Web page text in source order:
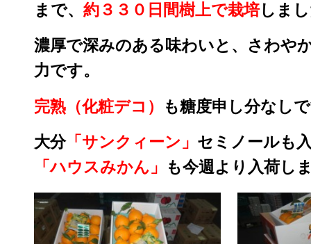
まで、 約３３０日間樹上で栽培しま
濃厚で深みのある味わいと、さわや
力です。
完熟（化粧デコ）
も糖度申し分なし
大分「サンクィーン」 セミノールも
「ハウスみかん」
も今週より入荷し